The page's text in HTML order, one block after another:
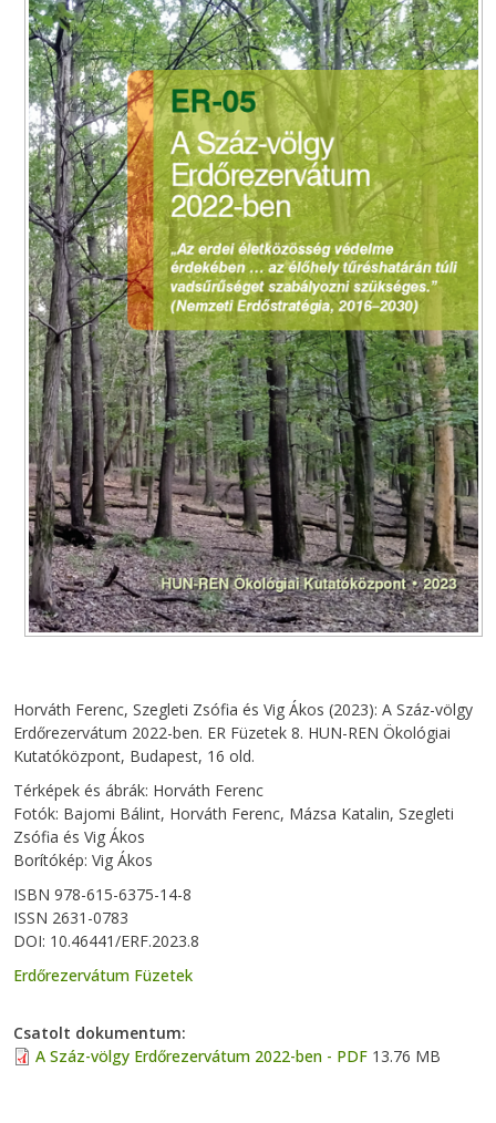
Horváth Ferenc, Szegleti Zsófia és Vig Ákos (2023): A Száz-völgy
Erdőrezervátum 2022-ben. ER Füzetek 8. HUN-REN Ökológiai
Kutatóközpont, Budapest, 16 old.
Térképek és ábrák: Horváth Ferenc
Fotók: Bajomi Bálint, Horváth Ferenc, Mázsa Katalin, Szegleti
Zsófia és Vig Ákos
Borítókép: Vig Ákos
ISBN 978-615-6375-14-8
ISSN 2631-0783
DOI: 10.46441/ERF.2023.8
Erdőrezervátum Füzetek
Csatolt dokumentum
A Száz-völgy Erdőrezervátum 2022-ben - PDF 13.76 MB